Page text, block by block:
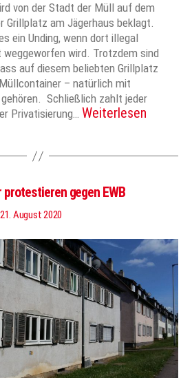
von der Stadt der Müll auf dem
Grillplatz am Jägerhaus beklagt.
ein Unding, wenn dort illegal
wird. Trotzdem sind
auf diesem beliebten Grillplatz
– natürlich mit
Schließlich zahlt jeder
Privatisierung… Weiterlesen
protestieren gegen EWB
21. August 2020